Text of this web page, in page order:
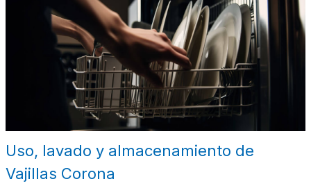
Uso, lavado y almacenamiento de
Vajillas Corona